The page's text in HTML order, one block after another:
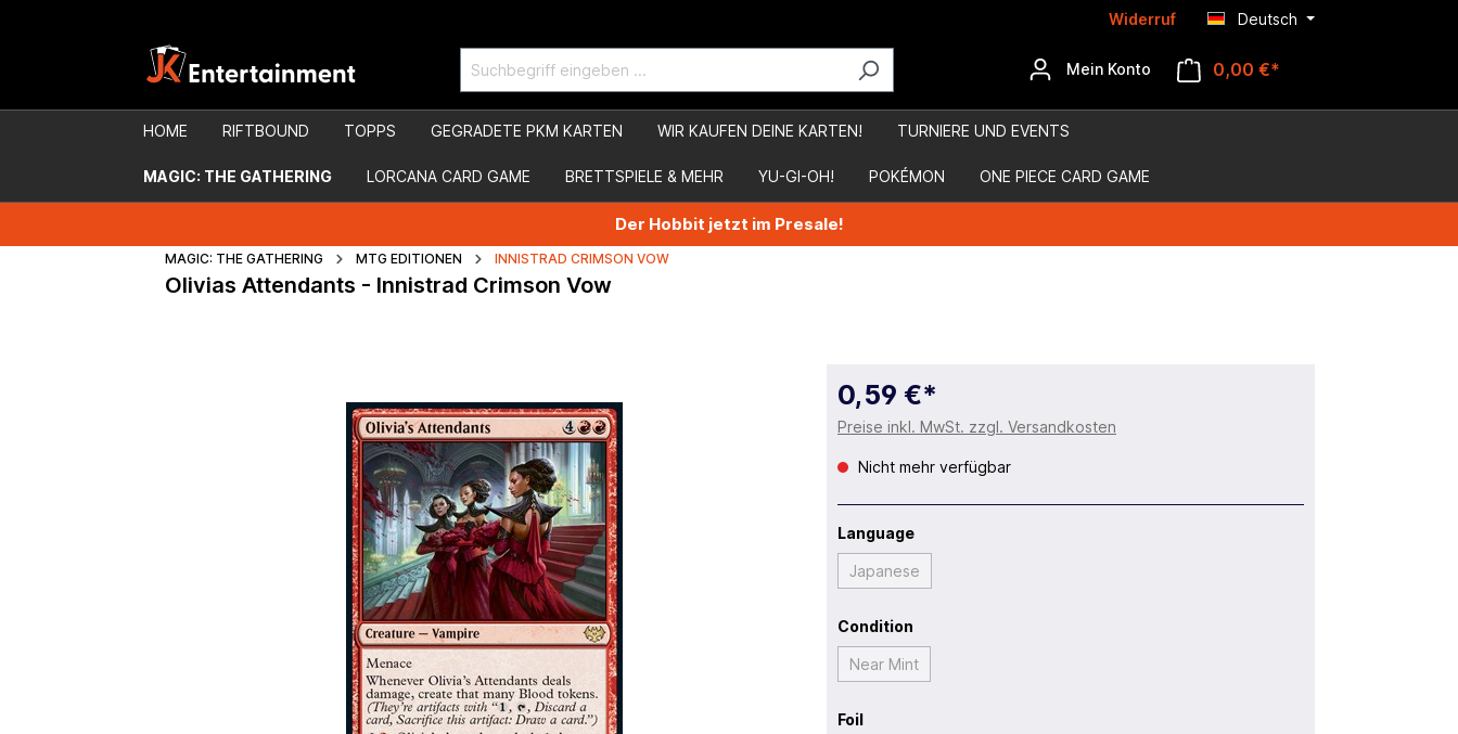
Widerruf Deutsch
Mein Konto 0,00 €*
HOME RIFTBOUND TOPPS GEGRADETE PKM KARTEN WIR KAUFEN DEINE KARTEN! TURNIERE UND EVENTS
MAGIC: THE GATHERING LORCANA CARD GAME BRETTSPIELE & MEHR YU-GI-OH! POKÉMON ONE PIECE CARD GAME
Der Hobbit jetzt im Presale!
MAGIC: THE GATHERING MTG EDITIONEN INNISTRAD CRIMSON VOW
Olivias Attendants - Innistrad Crimson Vow
0,59 €*
Preise inkl. MwSt. zzgl. Versandkosten
Nicht mehr verfügbar
Language
Japanese
Condition
Near Mint
Foil